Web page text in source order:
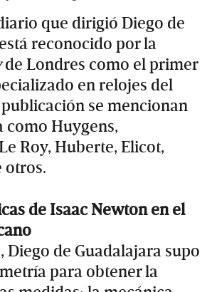
que dirigió Diego de
reconocido por la
de Londres como el primer
en relojes del
se mencionan
como Huygens,
Roy, Huberte, Elicot,
otros.
de Isaac Newton en el
Diego de Guadalajara supo
para obtener la